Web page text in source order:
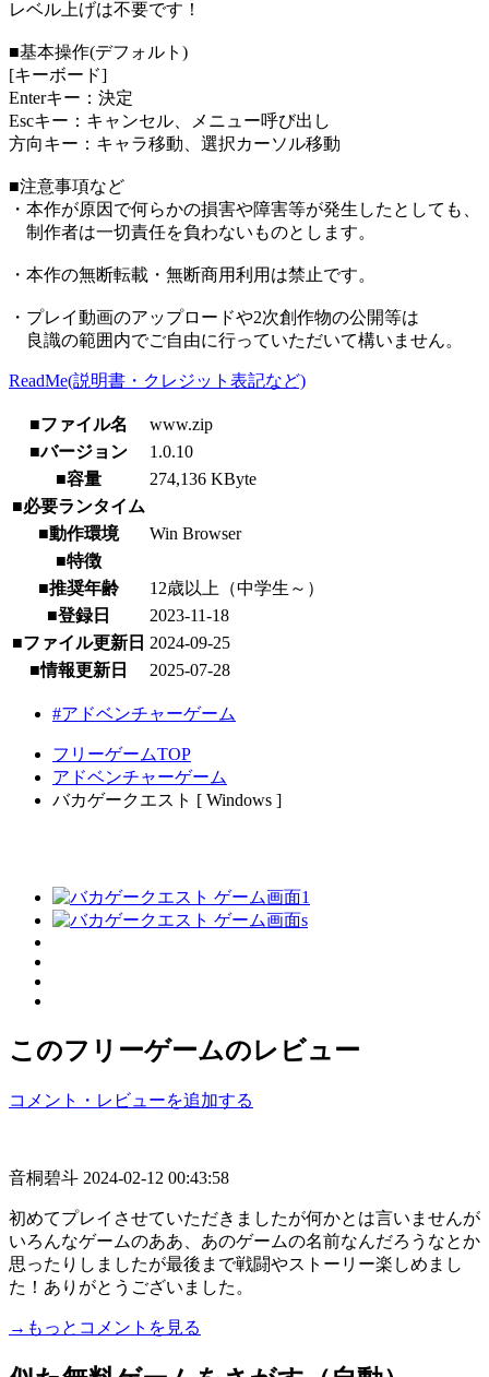
レベル上げは不要です！
■基本操作(デフォルト)
[キーボード]
Enterキー：決定
Escキー：キャンセル、メニュー呼び出し
方向キー：キャラ移動、選択カーソル移動
■注意事項など
・本作が原因で何らかの損害や障害等が発生したとしても、
制作者は一切責任を負わないものとします。
・本作の無断転載・無断商用利用は禁止です。
・プレイ動画のアップロードや2次創作物の公開等は
良識の範囲内でご自由に行っていただいて構いません。
ReadMe(説明書・クレジット表記など)
■ファイル名
www.zip
■バージョン
1.0.10
■容量
274,136 KByte
■必要ランタイム
■動作環境
Win Browser
■特徴
■推奨年齢
12歳以上（中学生～）
■登録日
2023-11-18
■ファイル更新日 2024-09-25
■情報更新日
2025-07-28
#アドベンチャーゲーム
フリーゲームTOP
アドベンチャーゲーム
バカゲークエスト [ Windows ]
このフリーゲームのレビュー
コメント・レビューを追加する
音桐碧斗 2024-02-12 00:43:58
初めてプレイさせていただきましたが何かとは言いませんが
いろんなゲームのああ、あのゲームの名前なんだろうなとか
思ったりしましたが最後まで戦闘やストーリー楽しめまし
た！ありがとうございました。
→もっとコメントを見る